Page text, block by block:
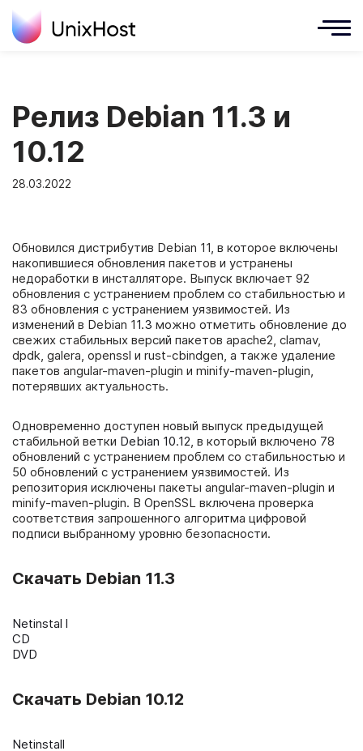
Релиз Debian 11.3 и
10.12
28.03.2022
Обновился дистрибутив Debian 11, в которое включены
накопившиеся обновления пакетов и устранены
недоработки в инсталляторе. Выпуск включает 92
обновления с устранением проблем со стабильностью и
83 обновления с устранением уязвимостей. Из
изменений в Debian 11.3 можно отметить обновление до
свежих стабильных версий пакетов apache2, clamav,
dpdk, galera, openssl и rust-cbindgen, а также удаление
пакетов angular-maven-plugin и minify-maven-plugin,
потерявших актуальность.
Одновременно доступен новый выпуск предыдущей
стабильной ветки Debian 10.12, в который включено 78
обновлений с устранением проблем со стабильностью и
50 обновлений с устранением уязвимостей. Из
репозитория исключены пакеты angular-maven-plugin и
minify-maven-plugin. В OpenSSL включена проверка
соответствия запрошенного алгоритма цифровой
подписи выбранному уровню безопасности.
Скачать Debian 11.3
Netinstal l
CD
DVD
Скачать Debian 10.12
Netinstall